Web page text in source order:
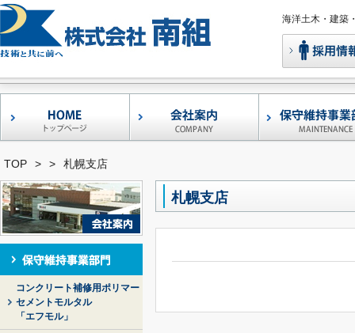
海洋土木・建築
「エフモル」
ケン」
TOP > > 札幌支店
コンクリート補修用ポリマー
セメントモルタル
「エフモル」
札幌支店